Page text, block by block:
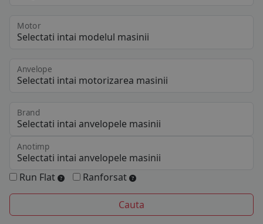
Motor
Anvelope
Brand
Anotimp
Run Flat Ranforsat